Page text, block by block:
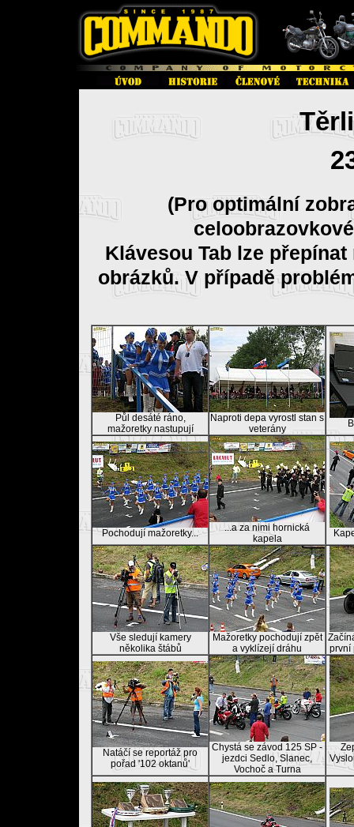
(Pro optimální
Klávesou Tab lze
obrázků. V případě
Půl desáté ráno,
mažoretky nastupují
Naproti depa vyrostl stan s
veterány
Pochodují mažoretky...
...a za nimi hornická
kapela
Vše sledují kamery
několika štábů
Mažoretky pochodují zpět
a vyklízejí dráhu
první
Natáčí se reportáž pro
pořad '102 oktanů'
Chystá se závod 125 SP -
jezdci Sedlo, Slanec,
Vochoč a Turna